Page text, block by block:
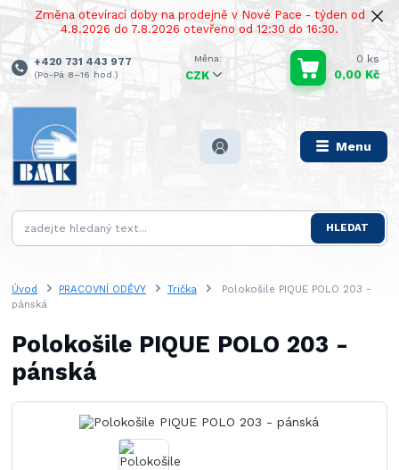
Změna otevírací doby na prodejně v Nové Pace - týden od
4.8.2026 do 7.8.2026 otevřeno od 12:30 do 16:30.
Menu
CZK
HLEDAT
+420 731 443 977
(Po-Pá 8–16 hod.)
0 ks
0,00 Kč
Úvod PRACOVNÍ ODĚVY Trička
Polokošile PIQUE POLO 203 -
pánská
Polokošile PIQUE POLO 203 -
pánská